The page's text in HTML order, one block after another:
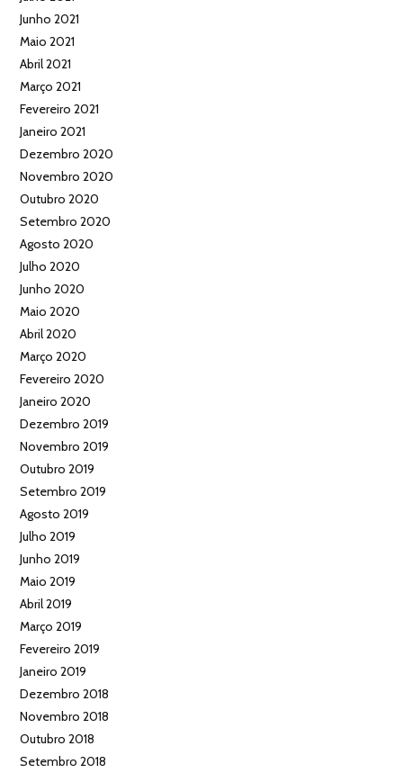
Junho 2021
Maio 2021
Abril 2021
Março 2021
Fevereiro 2021
Janeiro 2021
Dezembro 2020
Novembro 2020
Outubro 2020
Setembro 2020
Agosto 2020
Julho 2020
Junho 2020
Maio 2020
Abril 2020
Março 2020
Fevereiro 2020
Janeiro 2020
Dezembro 2019
Novembro 2019
Outubro 2019
Setembro 2019
Agosto 2019
Julho 2019
Junho 2019
Maio 2019
Abril 2019
Março 2019
Fevereiro 2019
Janeiro 2019
Dezembro 2018
Novembro 2018
Outubro 2018
Setembro 2018